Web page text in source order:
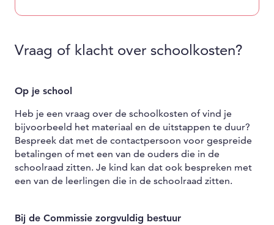
Vraag of klacht over schoolkosten?
Op je school
Heb je een vraag over de schoolkosten of vind je
bijvoorbeeld het materiaal en de uitstappen te duur?
Bespreek dat met de contactpersoon voor gespreide
betalingen of met een van de ouders die in de
schoolraad zitten. Je kind kan dat ook bespreken met
een van de leerlingen die in de schoolraad zitten.
Bij de Commissie zorgvuldig bestuur